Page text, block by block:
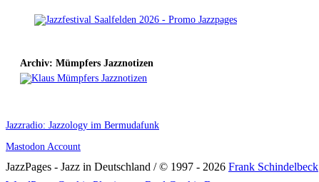
Archiv: Mümpfers Jazznotizen
Jazzradio: Jazzology im Bermudafunk
Mastodon Account
JazzPages - Jazz in Deutschland / © 1997 - 2026 Frank Schindelbeck